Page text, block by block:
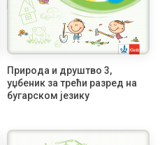
Природа и друштво 3,
уџбеник за трећи разред на
бугарском језику